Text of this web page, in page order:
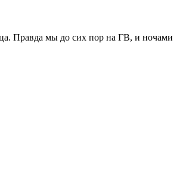
Правда мы до сих пор на ГВ, и ночами